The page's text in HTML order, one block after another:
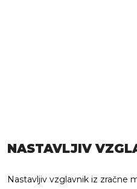
NASTAVLJIV
Nastavljiv vzglavnik iz zračne